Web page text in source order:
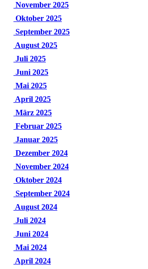
November 2025
Oktober 2025
September 2025
August 2025
Juli 2025
Juni 2025
Mai 2025
April 2025
März 2025
Februar 2025
Januar 2025
Dezember 2024
November 2024
Oktober 2024
September 2024
August 2024
Juli 2024
Juni 2024
Mai 2024
April 2024